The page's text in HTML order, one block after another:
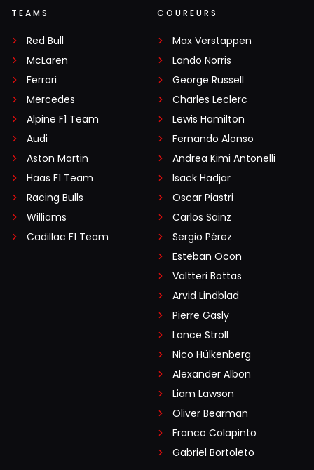
TEAMS
Red Bull
McLaren
Ferrari
Mercedes
Alpine F1 Team
Audi
Aston Martin
Haas F1 Team
Racing Bulls
Williams
Cadillac F1 Team
COUREURS
Max Verstappen
Lando Norris
George Russell
Charles Leclerc
Lewis Hamilton
Fernando Alonso
Andrea Kimi Antonelli
Isack Hadjar
Oscar Piastri
Carlos Sainz
Sergio Pérez
Esteban Ocon
Valtteri Bottas
Arvid Lindblad
Pierre Gasly
Lance Stroll
Nico Hülkenberg
Alexander Albon
Liam Lawson
Oliver Bearman
Franco Colapinto
Gabriel Bortoleto